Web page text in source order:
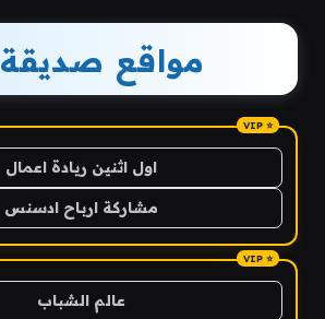
مواقع صديقة
اول اثنين ريادة اعمال
مشاركة ارباح ادسنس
عالم الشباب